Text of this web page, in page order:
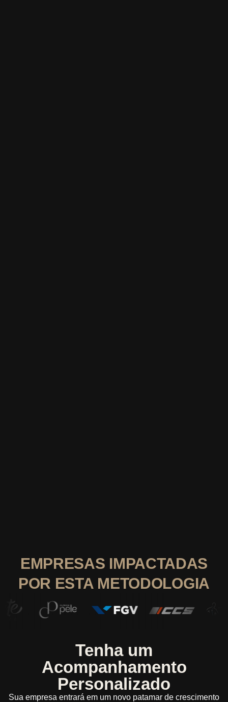
EMPRESAS IMPACTADAS
POR ESTA METODOLOGIA
Tenha um
Acompanhamento
Personalizado
Sua empresa entrará em um novo patamar de crescimento